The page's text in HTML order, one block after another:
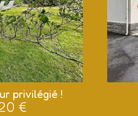
privilégié !
€